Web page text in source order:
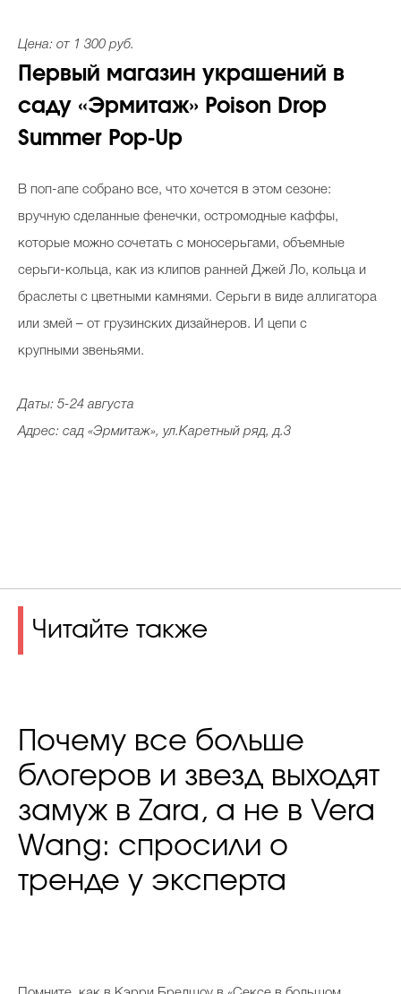
Цена: от 1 300 руб.
Первый магазин украшений в
саду «Эрмитаж» Poison Drop
Summer Pop-Up
В поп-апе собрано все, что хочется в этом сезоне:
вручную сделанные фенечки, остромодные каффы,
которые можно сочетать с моносерьгами, объемные
серьги-кольца, как из клипов ранней Джей Ло, кольца и
браслеты с цветными камнями. Серьги в виде аллигатора
или змей – от грузинских дизайнеров. И цепи с
крупными звеньями.
Даты: 5-24 августа
Адрес: сад «Эрмитаж», ул.Каретный ряд, д.3
Читайте также
Почему все больше
блогеров и звезд выходят
замуж в Zara, а не в Vera
Wang: спросили о
тренде у эксперта